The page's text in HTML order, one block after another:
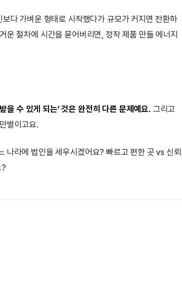
다 가벼운 형태로 시작했다가 규모가 커지면 전환하
운 절차에 시간을 묻어버리면, 정작 제품 만들 에너지
을 수 있게 되는’ 것은 완전히 다른 문제예요. 그리고
별이고요.
나라에 법인을 세우시겠어요? 빠르고 편한 곳 vs 신뢰